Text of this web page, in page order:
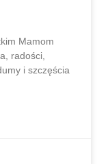
Mamom
radości,
i szczęścia